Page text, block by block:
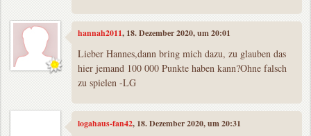
hannah2011, 18. Dezember 2020, um 20:01
Lieber Hannes,dann bring mich dazu, zu glauben das
hier jemand 100 000 Punkte haben kann?Ohne falsch
zu spielen -LG
logahaus-fan42, 18. Dezember 2020, um 20:31